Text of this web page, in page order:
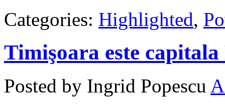
Categories: Highlighted,
Timişoara este
Posted by Ingrid Popescu